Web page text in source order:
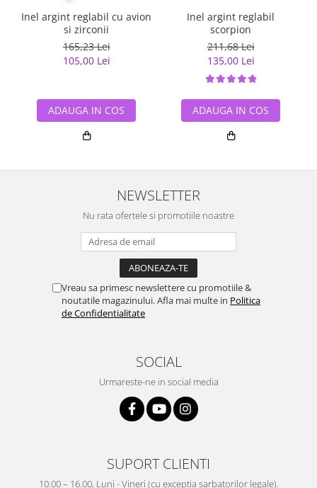
Inel argint reglabil cu avion
si zirconii
165,23 Lei
105,00 Lei
ADAUGA IN COS
Inel argint reglabil
scorpion
211,68 Lei
135,00 Lei
ADAUGA IN COS
NEWSLETTER
Nu rata ofertele si promotiile noastre
Vreau sa primesc newslettere cu promotiile &
noutatile magazinului. Afla mai multe in Politica
de Confidentialitate
SOCIAL
Urmareste-ne in social media
SUPORT CLIENTI
10.00 – 16.00, Luni - Vineri (cu exceptia sarbatorilor legale).